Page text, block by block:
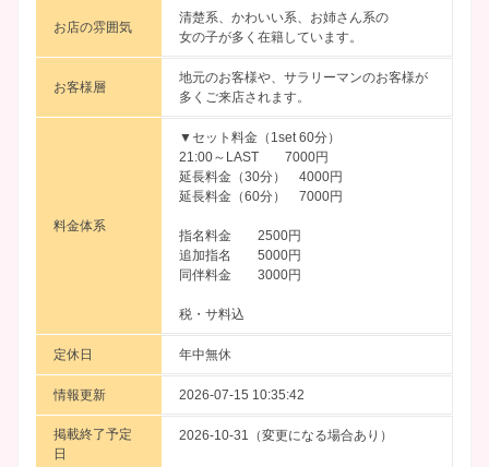
お店の雰囲気
清楚系、かわいい系、お姉さん系の
女の子が多く在籍しています。
お客様層
地元のお客様や、サラリーマンのお客様が
多くご来店されます。
料金体系
▼セット料金（1set 60分）
21:00～LAST 7000円
延長料金（30分） 4000円
延長料金（60分） 7000円
指名料金 2500円
追加指名 5000円
同伴料金 3000円
税・サ料込
定休日 年中無休
情報更新 2026-07-15 10:35:42
掲載終了予定
日
2026-10-31（変更になる場合あり）